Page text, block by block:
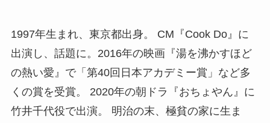
1997年生まれ、東京都出身。 CM『Cook Do』に
出演し、話題に。2016年の映画『湯を沸かすほど
の熱い愛』で「第40回日本アカデミー賞」など多
くの賞を受賞。 2020年の朝ドラ『おちょやん』に
竹井千代役で出演。 明治の末、極貧の家に生ま